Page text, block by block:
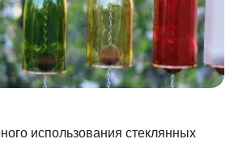
использования стеклянных